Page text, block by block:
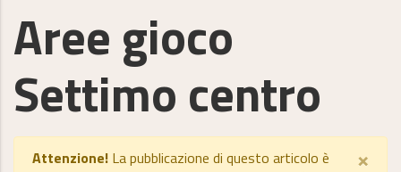
Aree gioco
Settimo centro
Attenzione! La pubblicazione di questo articolo è
×